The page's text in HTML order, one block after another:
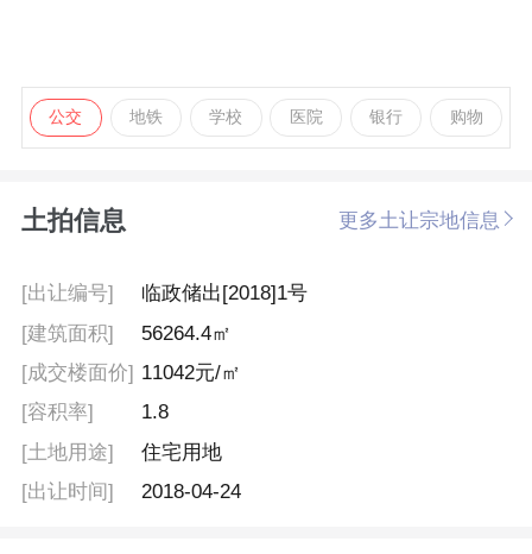
公交 地铁 学校 医院 银行 购物
土拍信息 更多土让宗地信息
[出让编号]
临政储出[2018]1号
[建筑面积]
56264.4㎡
[成交楼面价] 11042元/㎡
[容积率]
1.8
[土地用途]
住宅用地
[出让时间]
2018-04-24